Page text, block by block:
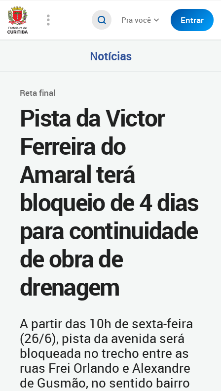
Pra você Entrar
Notícias
Reta final
Pista da Victor
Ferreira do
Amaral terá
bloqueio de 4 dias
para continuidade
de obra de
drenagem
A partir das 10h de sexta-feira
(26/6), pista da avenida será
bloqueada no trecho entre as
ruas Frei Orlando e Alexandre
de Gusmão, no sentido bairro